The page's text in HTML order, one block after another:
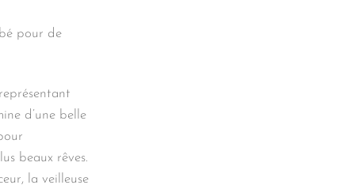
pour de
d’une belle
beaux rêves.
la veilleuse